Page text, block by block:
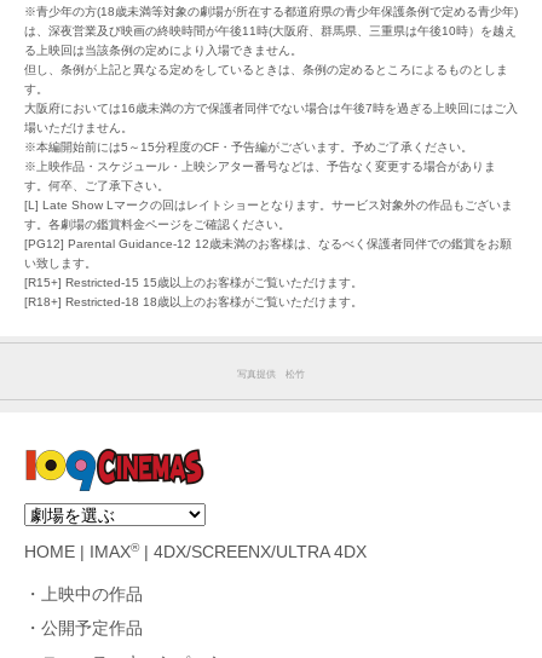
※青少年の方(18歳未満等対象の劇場が所在する都道府県の青少年保護条例で定める青少年)
は、深夜営業及び映画の終映時間が午後11時(大阪府、群馬県、三重県は午後10時）を越え
る上映回は当該条例の定めにより入場できません。
但し、条例が上記と異なる定めをしているときは、条例の定めるところによるものとしま
す。
大阪府においては16歳未満の方で保護者同伴でない場合は午後7時を過ぎる上映回にはご入
場いただけません。
※本編開始前には5～15分程度のCF・予告編がございます。予めご了承ください。
※上映作品・スケジュール・上映シアター番号などは、予告なく変更する場合がありま
す。何卒、ご了承下さい。
[L] Late Show Lマークの回はレイトショーとなります。サービス対象外の作品もございま
す。各劇場の鑑賞料金ページをご確認ください。
[PG12] Parental Guidance-12 12歳未満のお客様は、なるべく保護者同伴での鑑賞をお願
い致します。
[R15+] Restricted-15 15歳以上のお客様がご覧いただけます。
[R18+] Restricted-18 18歳以上のお客様がご覧いただけます。
写真提供 松竹
HOME IMAX®| 4DX/SCREENX/ULTRA 4DX
上映中の作品
公開予定作品